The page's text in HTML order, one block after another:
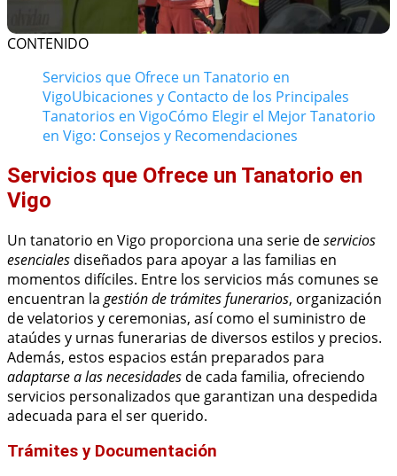
CONTENIDO
Servicios que Ofrece un Tanatorio en
VigoUbicaciones y Contacto de los Principales
Tanatorios en VigoCómo Elegir el Mejor Tanatorio
en Vigo: Consejos y Recomendaciones
Servicios que Ofrece un Tanatorio en
Vigo
Un tanatorio en Vigo proporciona una serie deservicios
esenciales diseñados para apoyar a las familias en
momentos difíciles. Entre los servicios más comunes se
encuentran la gestión de trámites funerarios, organización
de velatorios y ceremonias, así como el suministro de
ataúdes y urnas funerarias de diversos estilos y precios.
Además, estos espacios están preparados para
adaptarse a las necesidades de cada familia, ofreciendo
servicios personalizados que garantizan una despedida
adecuada para el ser querido.
Trámites y Documentación